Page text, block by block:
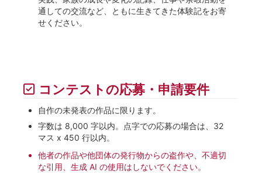
通しての交流など、ともに生きてきた体験記をお寄
せください。
コンテストの応募・申請要件
自作の未発表の作品に限ります。
字数は 8,000 字以内。点字での応募の場合は、32
マス x 450 行以内。
他者の作品や他団体の発行物からの盗作や、不適切
な引用、生成 AI の使用はしないでください。